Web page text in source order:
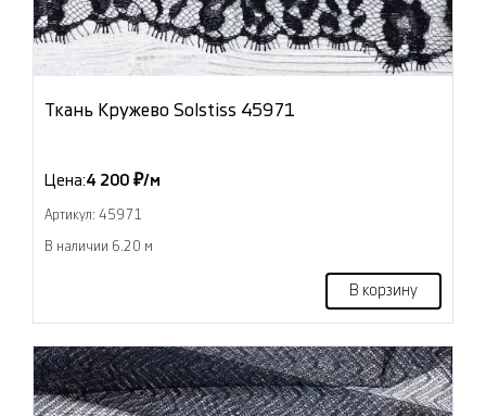
Ткань Кружево Solstiss 45971
Цена:4 200 ₽/м
Артикул: 45971
В наличии 6.20 м
В корзину